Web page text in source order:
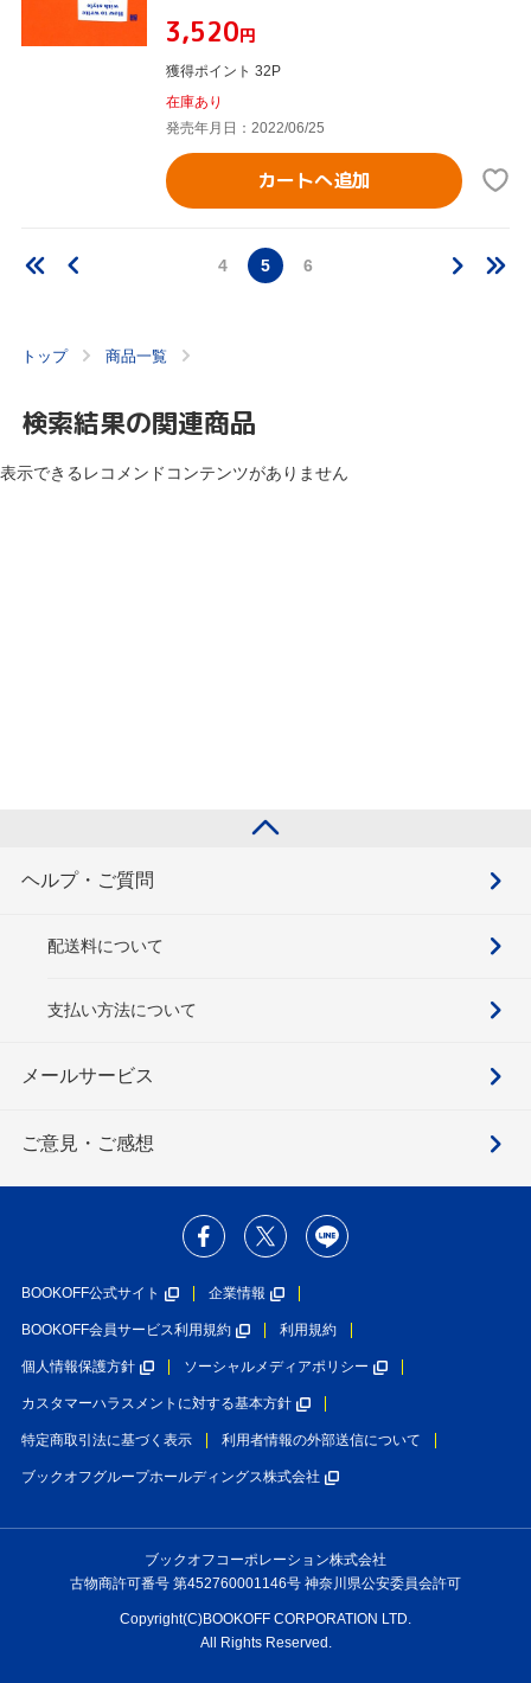
¥3,520円
獲得ポイント 32P
在庫あり
発売年月日：2022/06/25
カートへ追加
4 5 6
トップ 商品一覧
検索結果の関連商品
表示できるレコメンドコンテンツがありません
ヘルプ・ご質問
配送料について
支払い方法について
メールサービス
ご意見・ご感想
BOOKOFF公式サイト 企業情報
BOOKOFF会員サービス利用規約 利用規約
個人情報保護方針 ソーシャルメディアポリシー
カスタマーハラスメントに対する基本方針
特定商取引法に基づく表示 利用者情報の外部送信について
ブックオフグループホールディングス株式会社
ブックオフコーポレーション株式会社
古物商許可番号 第452760001146号 神奈川県公安委員会許可
Copyright(C)BOOKOFF CORPORATION LTD.
All Rights Reserved.